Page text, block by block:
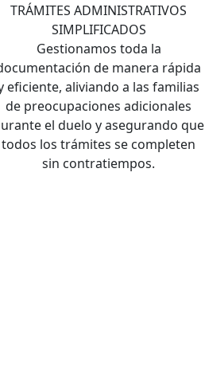
TRÁMITES ADMINISTRATIVOS
SIMPLIFICADOS
Gestionamos toda la
de manera rápida
eficiente, aliviando a las familias
de preocupaciones adicionales
el duelo y asegurando que
todos los trámites se completen
sin contratiempos.